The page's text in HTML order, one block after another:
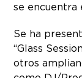
se encuentra
Se ha
“Glass
otros